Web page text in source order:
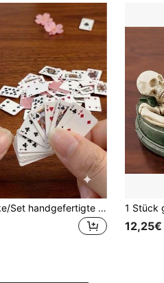
54 Stücke/Set handgefertigte Miniatur-Spielkarten, geeignet für Neuheiten-Partyspiele, Poker-Zubehör, Reisespiele, mit Miniatur-Kartendeck, geeignet für Szenenmodelle, Puppenhaus-Rollenspiele und Geschenke, Mehrspieler-Kartenspiele, Geburtstagsfeier-Zubehör, Mini-Sammlerstücke
12,25€